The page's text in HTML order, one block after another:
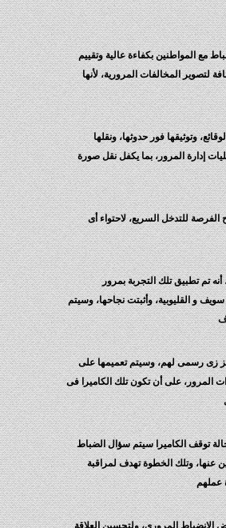
المواطنين بكفاءة عالية وتقييم
المخالفات المرورية، لأنها
وتوثيقها فور حدوثها، ونقلها
المرور، بما يكفل نقل صورة
للتدخل السريع، لاحتواء أى
تطبيق تلك التجربة بمرور
القليوبية، وأثبتت نجاحها، وسيتم
لهم، وسيتم تعميمها على
على أن تكون تلك الكاميرا فى
الكاميرا سيتم سؤال الضباط
وتلك الخطوة تهدف لمراقبة
المرورى، ولتحسين العلاقة